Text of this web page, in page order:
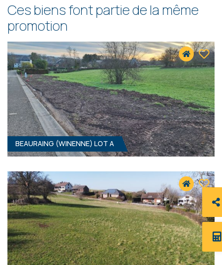
Ces biens font partie de la même
promotion
BEAURAING (WINENNE) LOT A